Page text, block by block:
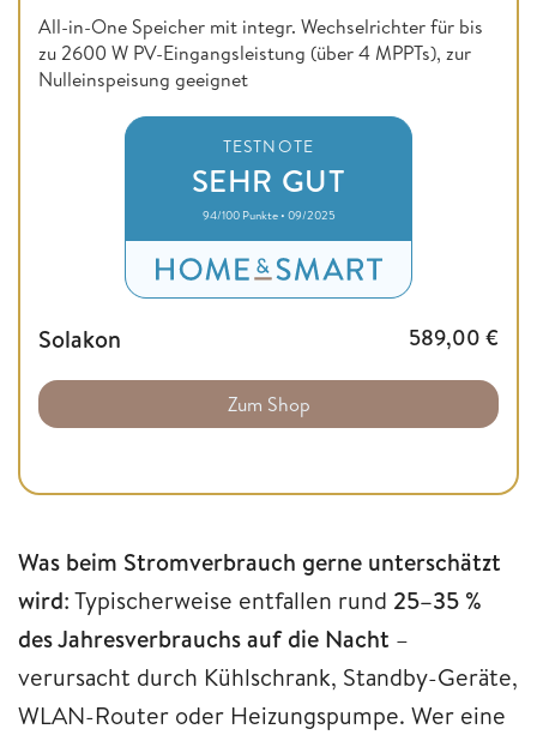
All-in-One Speicher mit integr. Wechselrichter für bis
zu 2600 W PV-Eingangsleistung (über 4 MPPTs), zur
Nulleinspeisung geeignet
TESTNOTE
SEHR GUT
94/100 Punkte • 09/2025
Solakon 589,00 €
Zum Shop
Was beim Stromverbrauch gerne unterschätzt
wird: Typischerweise entfallen rund 25–35 %
des Jahresverbrauchs auf die Nacht –
verursacht durch Kühlschrank, Standby-Geräte,
WLAN-Router oder Heizungspumpe. Wer eine